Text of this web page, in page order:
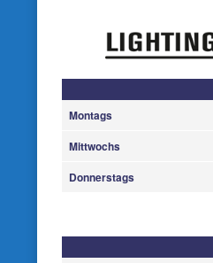
Montags
Mittwochs
Donnerstags